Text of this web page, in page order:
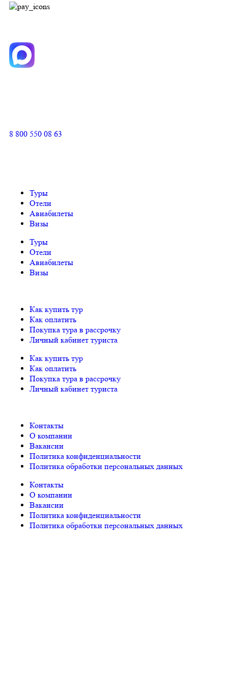
8 800 550 08 63
Туры
Отели
Авиабилеты
Визы
Туры
Отели
Авиабилеты
Визы
Как купить тур
Как оплатить
Покупка тура в рассрочку
Личный кабинет туриста
Как купить тур
Как оплатить
Покупка тура в рассрочку
Личный кабинет туриста
Контакты
О компании
Вакансии
Политика конфиденциальности
Политика обработки персональных данных
Контакты
О компании
Вакансии
Политика конфиденциальности
Политика обработки персональных данных